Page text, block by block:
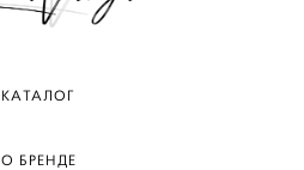
КАТАЛОГ
О БРЕНДЕ